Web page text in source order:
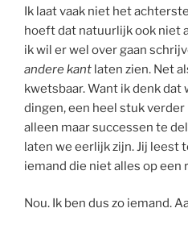
Ik laat vaak niet het
hoeft dat natuurlijk ook niet
ik wil er wel over gaan
andere kant laten zien. Net
kwetsbaar. Want ik denk dat
dingen, een heel stuk
alleen maar successen te
laten we eerlijk zijn. Jij leest
iemand die niet alles op
Nou. Ik ben dus zo iemand.